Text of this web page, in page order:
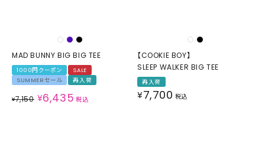
MAD BUNNY BIG BIG TEE
1000円クーポン
SALE
SUMMERセール
再入荷
¥7,150 ¥6,435 税込
【COOKIE BOY】
SLEEP WALKER BIG TEE
再入荷
¥7,700 税込